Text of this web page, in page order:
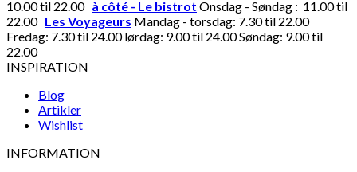
10.00 til 22.00 à côté - Le bistrot Onsdag - Søndag : 11.00 til
22.00 Les Voyageurs Mandag - torsdag: 7.30 til 22.00
Fredag: 7.30 til 24.00 lørdag: 9.00 til 24.00 Søndag: 9.00 til
22.00
INSPIRATION
Blog
Artikler
Wishlist
INFORMATION